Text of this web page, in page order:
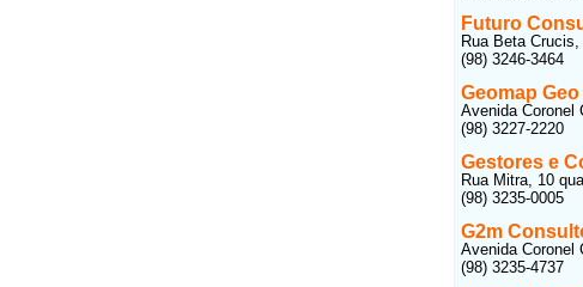
Futuro
Rua Beta
(98) 3246-3464
Geomap
Avenida Coronel
(98) 3227-2220
Gestores e
Rua Mitra, 10
(98) 3235-0005
G2m
Avenida Coronel
(98) 3235-4737